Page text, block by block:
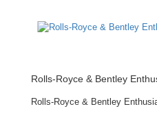
Rolls-Royce & Bentley
Rolls-Royce & Bentley